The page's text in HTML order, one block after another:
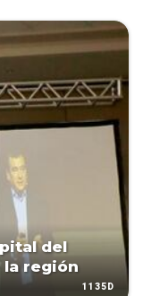
del
región
1135D